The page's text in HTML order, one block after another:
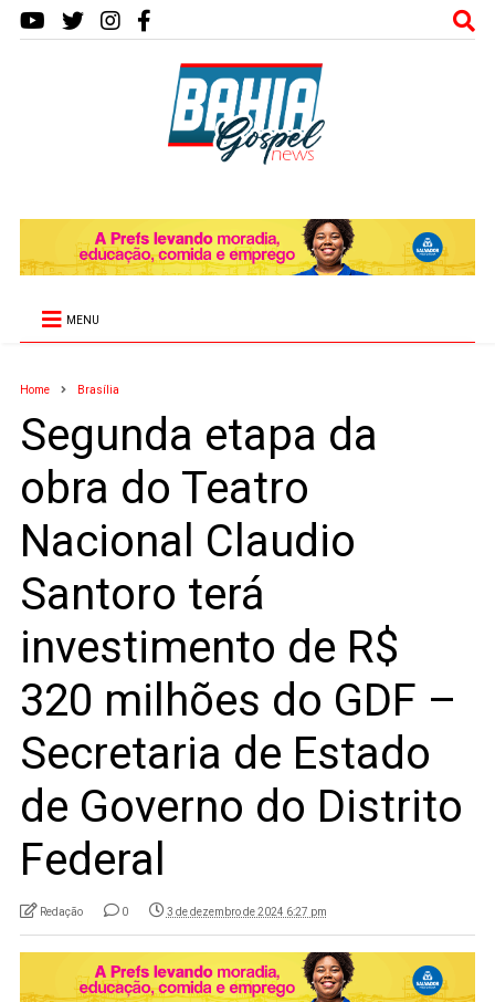
MENU
Home Brasília
Segunda etapa da
obra do Teatro
Nacional Claudio
Santoro terá
investimento de R$
320 milhões do GDF –
Secretaria de Estado
de Governo do Distrito
Federal
Redação 0 3 de dezembro de 2024 6:27 pm